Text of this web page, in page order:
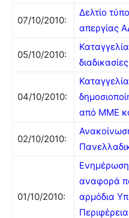
07/10/2010:
Δελτίο
απεργίας
05/10/2010:
διαδικασίες
04/10/2010:
από ΜΜΕ
02/10/2010:
01/10/2010:
Ενημέρωση
αναφορά
αρμόδια